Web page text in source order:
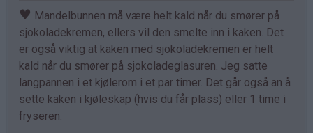
♥ Mandelbunnen må være helt kald når du smører på
sjokoladekremen, ellers vil den smelte inn i kaken. Det
er også viktig at kaken med sjokoladekremen er helt
kald når du smører på sjokoladeglasuren. Jeg satte
langpannen i et kjølerom i et par timer. Det går også an å
sette kaken i kjøleskap (hvis du får plass) eller 1 time i
fryseren.